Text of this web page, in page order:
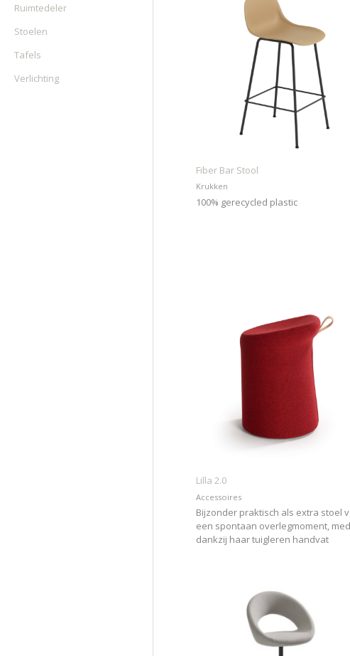
Ruimtedeler
Stoelen
Tafels
Verlichting
Fiber Bar Stool
Krukken
100% gerecycled plastic
Lilla 2.0
Accessoires
Bijzonder praktisch als extra stoel
een spontaan overlegmoment,
dankzij haar tuigleren handvat